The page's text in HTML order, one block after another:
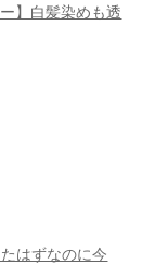
】白髪染めも透
はずなのに今